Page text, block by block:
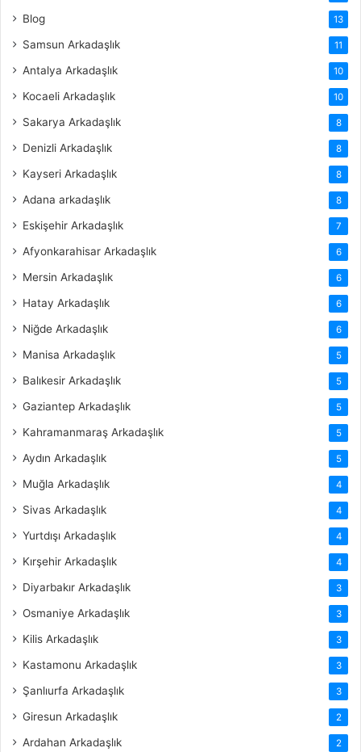
Blog 13
Samsun Arkadaşlık 11
Antalya Arkadaşlık 10
Kocaeli Arkadaşlık 10
Sakarya Arkadaşlık 8
Denizli Arkadaşlık 8
Kayseri Arkadaşlık 8
Adana arkadaşlık 8
Eskişehir Arkadaşlık 7
Afyonkarahisar Arkadaşlık 6
Mersin Arkadaşlık 6
Hatay Arkadaşlık 6
Niğde Arkadaşlık 6
Manisa Arkadaşlık 5
Balıkesir Arkadaşlık 5
Gaziantep Arkadaşlık 5
Kahramanmaraş Arkadaşlık 5
Aydın Arkadaşlık 5
Muğla Arkadaşlık 4
Sivas Arkadaşlık 4
Yurtdışı Arkadaşlık 4
Kırşehir Arkadaşlık 4
Diyarbakır Arkadaşlık 3
Osmaniye Arkadaşlık 3
Kilis Arkadaşlık 3
Kastamonu Arkadaşlık 3
Şanlıurfa Arkadaşlık 3
Giresun Arkadaşlık 2
Ardahan Arkadaşlık 2